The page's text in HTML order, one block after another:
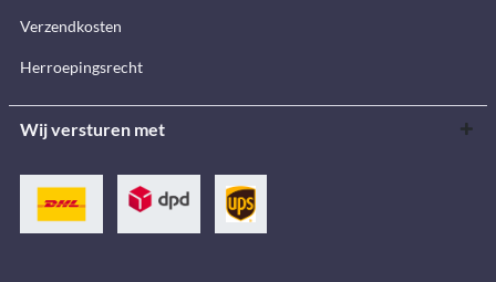
Verzendkosten
Herroepingsrecht
Wij versturen met